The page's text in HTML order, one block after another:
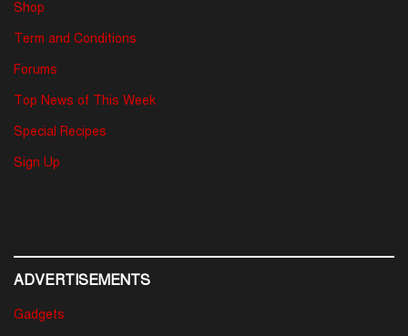
Shop
Term and Conditions
Forums
Top News of This Week
Special Recipes
Sign Up
ADVERTISEMENTS
Gadgets